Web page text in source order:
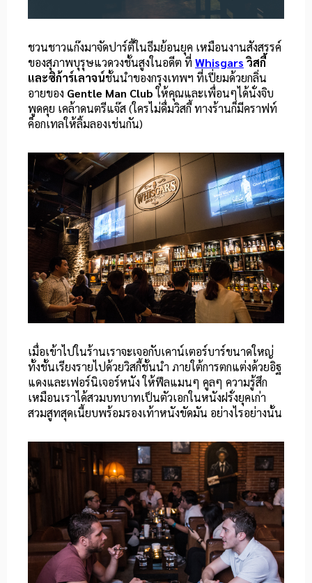
ชวนชาวแก๊งมาจัดปาร์ตี้ในธีมย้อนยุค เหมือนงานสังสรรค์
ของสุภาพบุรุษแวดวงชั้นสูงในอดีต ที่ Whisgars วิสกี้
และซิก้าร์เลาจน์ชั้นนำของกรุงเทพฯ ที่เปี่ยมด้วยกลิ่น
อายของ Gentle Man Clubให้คุณและเพื่อนๆได้นั่งจิบ
พูดคุย เคล้าดนตรีแจ๊ส (ใครไม่ดื่มวิสกี้ ทางร้านก็มีคราฟท์
ค็อกเทลให้ลิ้มลองเช่นกัน)
เมื่อเข้าไปในร้านเราจะเจอกับเคาน์เตอร์บาร์ขนาดใหญ่
ทั้งชั้นเรียงรายไปด้วยวิสกี้ชั้นนำ ภายใต้การตกแต่งด้วยอิฐ
แดงและเฟอร์นิเจอร์หนัง ให้ฟีลแมนๆ คูลๆ ความรู้สึก
เหมือนเราได้สวมบทบาทเป็นตัวเอกในหนังฝรั่งยุคเก่า
สวมสูทสุดเนี้ยบพร้อมรองเท้าหนังขัดมัน อย่างไรอย่างนั้น